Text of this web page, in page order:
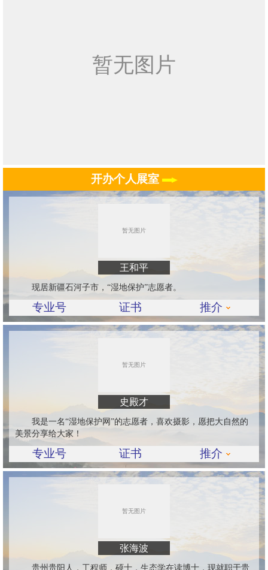
开办个人展室
王和平
现居新疆石河子市，“湿地保护”志愿者。
专业号 证书 推介
史殿才
我是一名“湿地保护网”的志愿者，喜欢摄影，愿把大自然的
美景分享给大家！
专业号 证书 推介
张海波
贵州贵阳人，工程师，硕士，生态学在读博士，现就职于贵